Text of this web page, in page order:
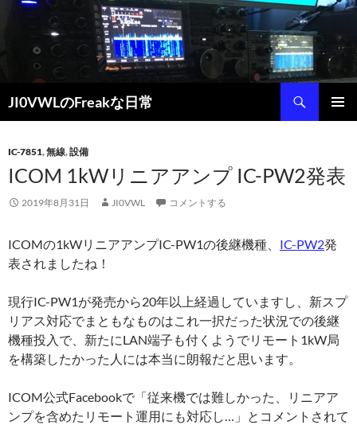
へ
ス
プ
JI0VWLのFreakな日常
索
IC-7851,無線,設備
ICOM 1kWリニアアンプ IC-PW2発表
2019年8月31日 JI0VWL コメントする
ICOMの1kWリニアアンプIC-PW1の後継機種、 IC-PW2発
表されましたね！
現行IC-PW1が発売から20年以上経過していますし、新スプ
リアス対応でまともなものはこれ一択だった状況での後継
機種投入で、新たにLAN端子も付くようでリモート1kW局
を構築したかった人には本当に朗報だと思います。
ICOM公式Facebookで「従来機では難しかった、リニアア
ンプを含めたリモート運用にも対応し…」とコメントされて